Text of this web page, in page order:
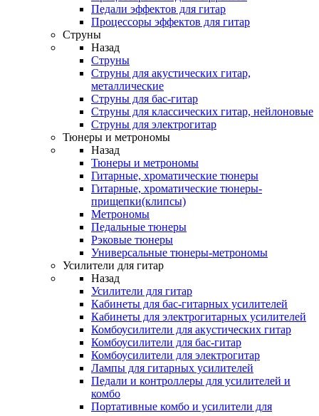
Педали эффектов для гитар
Процессоры эффектов для гитар
Струны
Назад
Струны
Струны для акустических гитар,
металлические
Струны для бас-гитар
Струны для классических гитар, нейлоновые
Струны для электрогитар
Тюнеры и метрономы
Назад
Тюнеры и метрономы
Гитарные, хроматические тюнеры
Гитарные, хроматические тюнеры-
прищепки(клипсы)
Метрономы
Педальные тюнеры
Рэковые тюнеры
Универсальные тюнеры-метрономы
Усилители для гитар
Назад
Усилители для гитар
Кабинеты для бас-гитарных усилителей
Кабинеты для электрогитарных усилителей
Комбоусилители для акустических гитар
Комбоусилители для бас-гитар
Комбоусилители для электрогитар
Лампы для гитарных усилителей
Педали и контроллеры для усилителей и
комбо
Портативные комбо и усилители для